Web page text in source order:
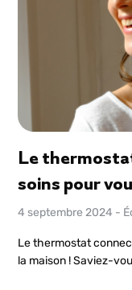
Le
soins pour
4 septembre 2024 -
Le thermostat
la maison ! Saviez-